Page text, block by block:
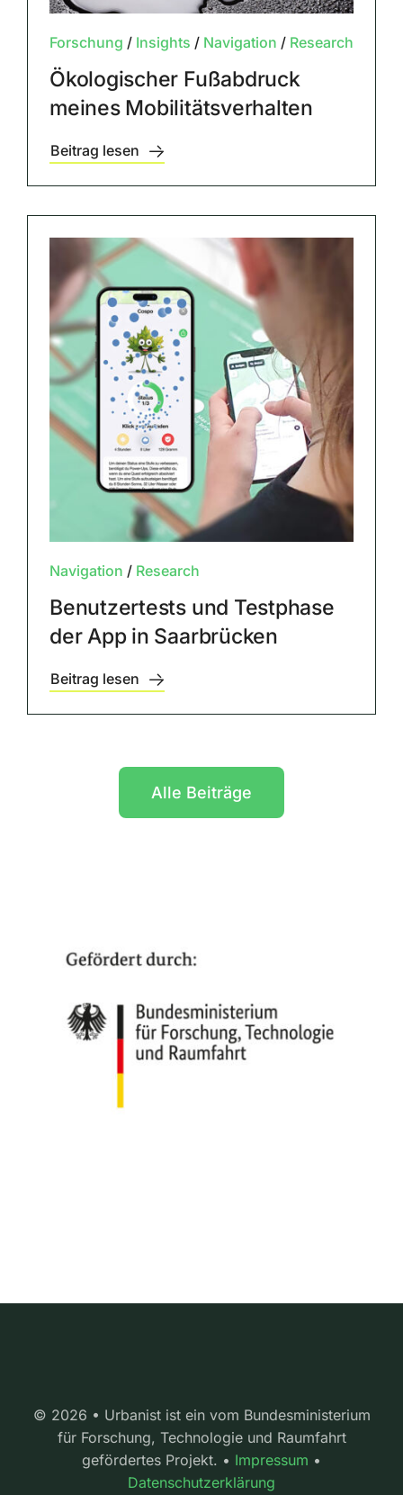
Forschung / Insights / Navigation / Research
Ökologischer Fußabdruck
meines Mobilitätsverhalten
Beitrag lesen
Navigation / Research
Benutzertests und Testphase
der App in Saarbrücken
Beitrag lesen
Alle Beiträge
© 2026 • Urbanist ist ein vom Bundesministerium
für Forschung, Technologie und Raumfahrt
gefördertes Projekt. • Impressum •
Datenschutzerklärung